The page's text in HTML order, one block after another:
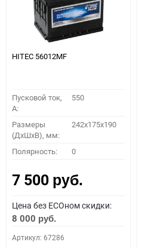
HITEC 56012MF
Пусковой ток,
A:
550
Размеры
(ДхШхВ), мм:
242x175x190
Полярность: 0
7 500 руб.
Цена без ECOном скидки:
8 000 руб.
Артикул: 67286